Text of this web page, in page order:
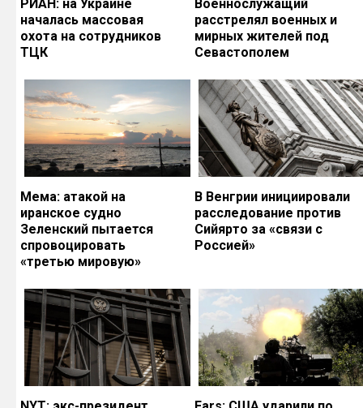
РИАН: на Украине
началась массовая
охота на сотрудников
ТЦК
Военнослужащий
расстрелял военных и
мирных жителей под
Севастополем
Мема: атакой на
иранское судно
Зеленский пытается
спровоцировать
«третью мировую»
В Венгрии инициировали
расследование против
Сийярто за «связи с
Россией»